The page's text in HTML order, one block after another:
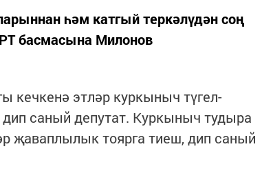
һәм катгый теркәлүдән соң
басмасына Милонов
кечкенә этләр куркыныч түгел-
саный депутат. Куркыныч тудыра
җаваплылык тоярга тиеш, дип саный